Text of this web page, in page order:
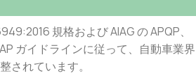
規格および AIAG の APQP、
ガイドラインに従って、自動車業界
されています。